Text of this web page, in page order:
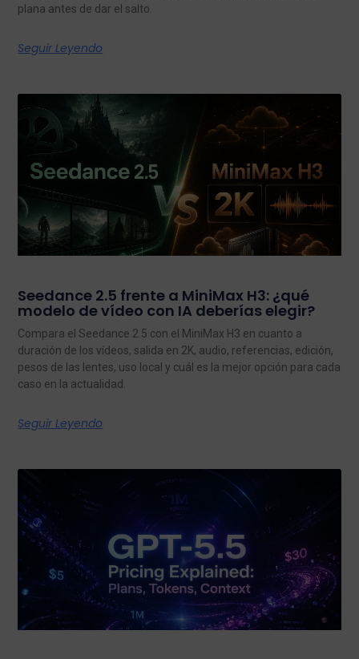
plana antes de dar el salto.
Seguir Leyendo
Seedance 2.5 frente a MiniMax H3: ¿qué
modelo de vídeo con IA deberías elegir?
Compara el Seedance 2.5 con el MiniMax H3 en cuanto a
duración de los vídeos, salida en 2K, audio, referencias, edición,
pesos de las lentes, uso local y cuál es la mejor opción para cada
caso en la actualidad.
Seguir Leyendo